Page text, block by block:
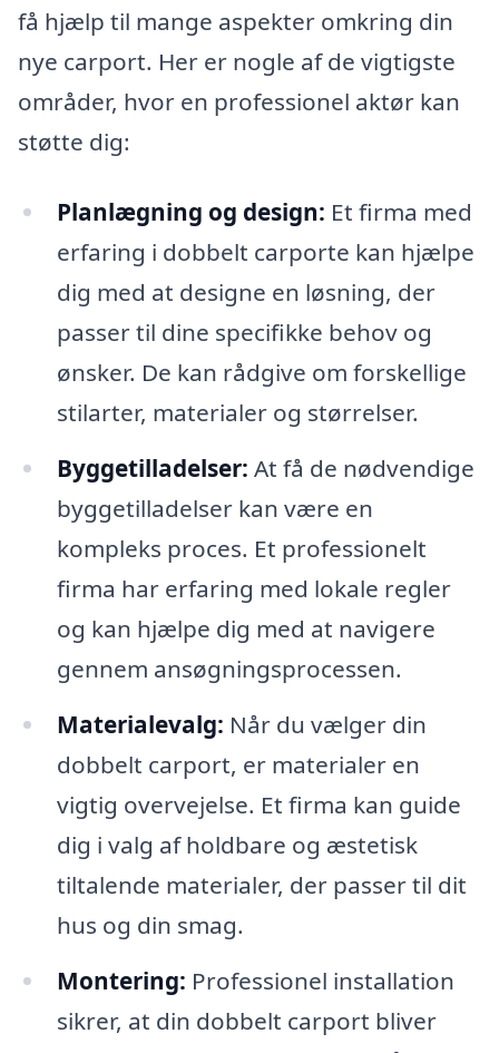
få hjælp til mange aspekter omkring din
nye carport. Her er nogle af de vigtigste
områder, hvor en professionel aktør kan
støtte dig:
Planlægning og design: Et firma med
erfaring i dobbelt carporte kan hjælpe
dig med at designe en løsning, der
passer til dine specifikke behov og
ønsker. De kan rådgive om forskellige
stilarter, materialer og størrelser.
Byggetilladelser: At få de nødvendige
byggetilladelser kan være en
kompleks proces. Et professionelt
firma har erfaring med lokale regler
og kan hjælpe dig med at navigere
gennem ansøgningsprocessen.
Materialevalg: Når du vælger din
dobbelt carport, er materialer en
vigtig overvejelse. Et firma kan guide
dig i valg af holdbare og æstetisk
tiltalende materialer, der passer til dit
hus og din smag.
Montering: Professionel installation
sikrer, at din dobbelt carport bliver